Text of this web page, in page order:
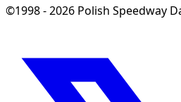
©1998 - 2026 Polish Speedway